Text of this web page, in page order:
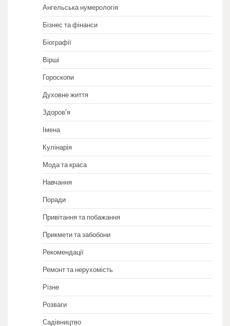
Ангельська нумерологія
Бізнес та фінанси
Біографії
Вірші
Гороскопи
Духовне життя
Здоров'я
Імена
Кулінарія
Мода та краса
Навчання
Поради
Привітання та побажання
Прикмети та забобони
Рекомендації
Ремонт та нерухомість
Різне
Розваги
Садівництво